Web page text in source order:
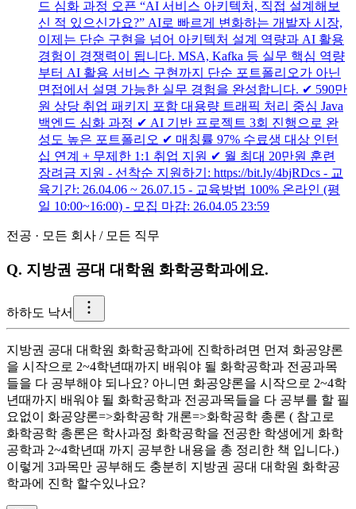
드 심화 과정 오픈 “AI 서비스 아키텍처, 직접 설계해보
신 적 있으신가요?” AI로 빠르게 변화하는 개발자 시장,
이제는 단순 구현을 넘어 아키텍처 설계 역량과 AI 활용
경험이 경쟁력이 됩니다. MSA, Kafka 등 실무 핵심 역량
부터 AI 활용 서비스 구현까지 단순 포트폴리오가 아닌
면접에서 설명 가능한 실무 경험을 완성합니다. ✔︎ 590만
원 상당 취업 패키지 포함 대용량 트래픽 처리 중심 Java
백엔드 심화 과정 ✔︎ AI 기반 프로젝트 3회 진행으로 완
성도 높은 포트폴리오 ✔︎ 매칭률 97% 수료생 대상 인턴
십 연계 + 무제한 1:1 취업 지원 ✔︎ 월 최대 20만원 훈련
장려금 지원 - 선착순 지원하기: https://bit.ly/4bjRDcs - 교
육기간: 26.04.06 ~ 26.07.15 - 교육방법 100% 온라인 (평
일 10:00~16:00) - 모집 마감: 26.04.05 23:59
전공 · 모든 회사 / 모든 직무
Q. 지방권 공대 대학원 화학공학과에요.
하하도 낙서
지방권 공대 대학원 화학공학과에 진학하려면 먼져 화공양론
을 시작으로 2~4학년때까지 배워야 될 화학공학과 전공과목
들을 다 공부해야 되나요? 아니면 화공양론을 시작으로 2~4학
년때까지 배워야 될 화학공학과 전공과목들을 다 공부를 할 필
요없이 화공양론=>화학공학 개론=>화학공학 총론 ( 참고로
화학공학 총론은 학사과정 화학공학을 전공한 학생에게 화학
공학과 2~4학년때 까지 공부한 내용을 총 정리한 책 입니다.)
이렇게 3과목만 공부해도 충분히 지방권 공대 대학원 화학공
학과에 진학 할수있나요?